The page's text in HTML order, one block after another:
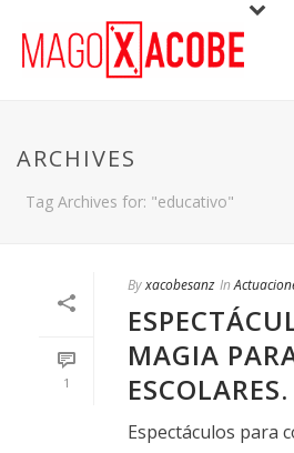
ARCHIVES
Tag Archives for: "educativo"
1
Byxacobesanz In
MAGIA
ESCOLARES.
Espectáculos para